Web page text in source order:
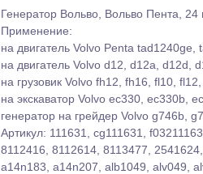
Генератор Вольво, Вольво Пента, 24
Применение:
на двигатель Volvo Penta tad1240ge,
на двигатель Volvo d12, d12a, d12d,
на грузовик Volvo fh12, fh16, fl10,
на экскаватор Volvo ec330, ec330b,
генератор на грейдер Volvo g746b,
Артикул: 111631, cg111631,
8112416, 8112614, 8113477,
a14n183, a14n207, alb1049, alv049,